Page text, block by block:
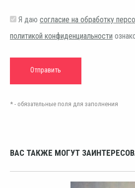
Я даю согласие на обработку
политикой конфиденциальности
* - обязательные поля для заполнения
ВАС ТАКЖЕ МОГУТ